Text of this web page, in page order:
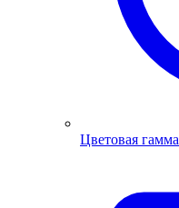
Цветовая гамма